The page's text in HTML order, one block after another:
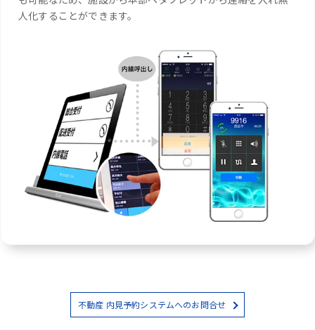
人化することができます。
不動産 内見予約システムへのお問合せ